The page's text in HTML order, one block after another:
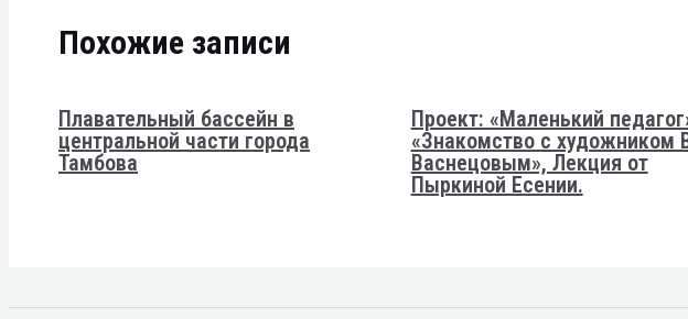
Похожие записи
Плавательный бассейн в
центральной части города
Тамбова
Проект: «Маленький
«Знакомство с художником
Васнецовым», Лекция от
Пыркиной Есении.